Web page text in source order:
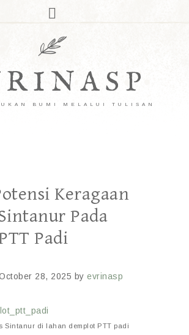
BUMI MELALUI TULISAN
Keragaan
Pada
Padi
28, 2025 by evrinasp
Sintanur di lahan demplot PTT padi